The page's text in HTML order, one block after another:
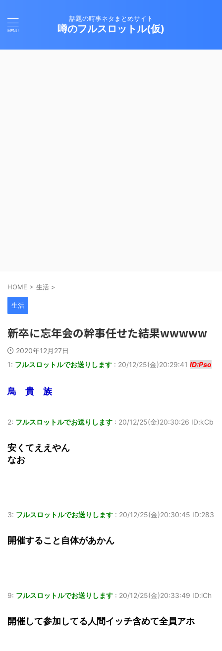
話題の時事ネタまとめサイト
噂のフルスロットル(仮)
HOME > 生活 >
生活
新卒に忘年会の幹事任せた結果wwwww
2020年12月27日
1: フルスロットルでお送りします : 20/12/25(金)20:29:41 ID:Pso
鳥 貴 族
2: フルスロットルでお送りします : 20/12/25(金)20:30:26 ID:kCb
安くてええやん
なお
3: フルスロットルでお送りします : 20/12/25(金)20:30:45 ID:283
開催すること自体があかん
9: フルスロットルでお送りします : 20/12/25(金)20:33:49 ID:iCh
開催して参加してる人間イッチ含めて全員アホ